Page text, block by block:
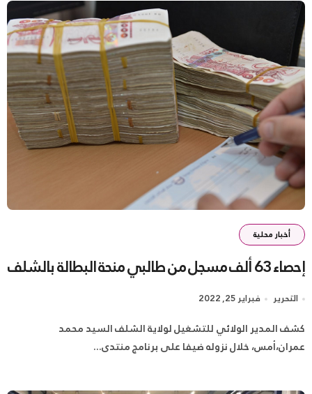
أخبار محلية
إحصاء 63 ألف مسجل من طالبي منحة البطالة بالشلف
التحرير فبراير 25, 2022
كشف المدير الولائي للتشغيل لولاية الشلف السيد محمد
عمران،أمس، خلال نزوله ضيفا على برنامج منتدى...